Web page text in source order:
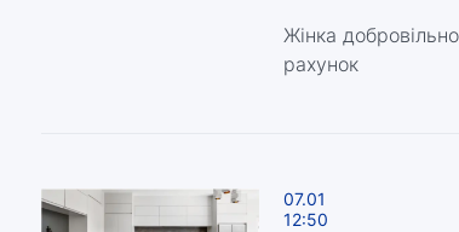
Жінка
рахунок
07.01
12:50